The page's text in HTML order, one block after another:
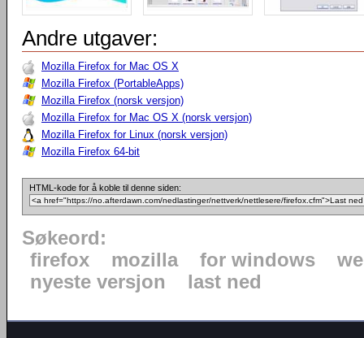
Andre utgaver:
Mozilla Firefox for Mac OS X
Mozilla Firefox (PortableApps)
Mozilla Firefox (norsk versjon)
Mozilla Firefox for Mac OS X (norsk versjon)
Mozilla Firefox for Linux (norsk versjon)
Mozilla Firefox 64-bit
HTML-kode for å koble til denne siden:
Søkeord:
firefox
mozilla for windows
nyeste versjon
last ned